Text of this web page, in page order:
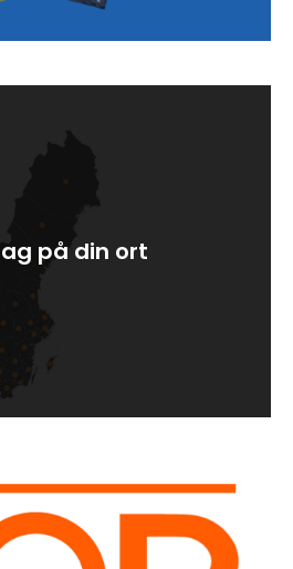
på din ort